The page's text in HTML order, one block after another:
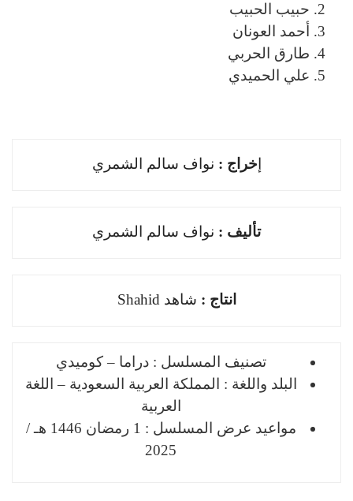
حبيب الحبيب
أحمد العونان
طارق الحربي
علي الحميدي
ﺇﺧﺮاﺝ : نواف سالم الشمري
ﺗﺄﻟﻴﻒ : نواف سالم الشمري
اﻧﺘﺎﺝ : شاهد Shahid
تصنيف المسلسل : دراما – ﻛﻮﻣﻴﺪﻱ
البلد واللغة : المملكة العربية السعودية – اللغة
العربية
مواعيد عرض المسلسل : 1 رمضان 1446 هـ /
2025